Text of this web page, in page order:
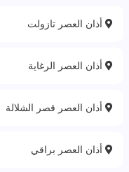
أذان العصر تازولت
أذان العصر الرغاية
أذان العصر قصر الشلالة
أذان العصر براقي